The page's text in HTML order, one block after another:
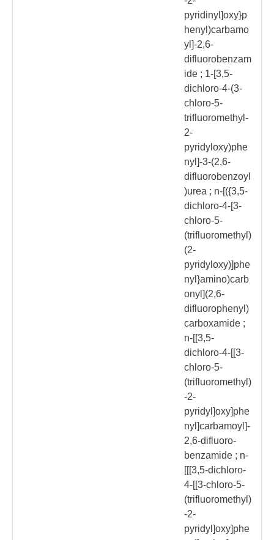
pyridinyl]oxy}p
henyl)carbamo
yl]-2,6-
difluorobenzam
ide ; 1-[3,5-
dichloro-4-(3-
chloro-5-
trifluoromethyl-
2-
pyridyloxy)phe
nyl]-3-(2,6-
difluorobenzoyl
)urea ; n-[({3,5-
dichloro-4-[3-
chloro-5-
(trifluoromethyl)
(2-
pyridyloxy)]phe
nyl}amino)carb
onyl](2,6-
difluorophenyl)
carboxamide ;
n-[[3,5-
dichloro-4-[[3-
chloro-5-
(trifluoromethyl)
-2-
pyridyl]oxy]phe
nyl]carbamoyl]-
2,6-difluoro-
benzamide ; n-
[[[3,5-dichloro-
4-[[3-chloro-5-
(trifluoromethyl)
-2-
pyridyl]oxy]phe